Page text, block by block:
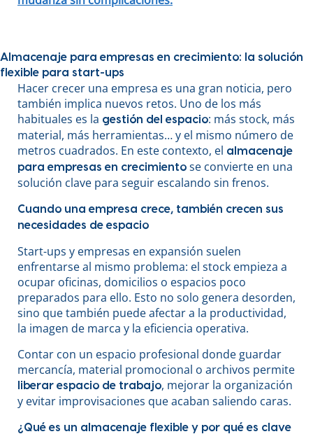
Almacenaje para empresas en crecimiento: la solución
flexible para start-ups
Hacer crecer una empresa es una gran noticia, pero
también implica nuevos retos. Uno de los más
habituales es la gestión del espacio: más stock, más
material, más herramientas… y el mismo número de
metros cuadrados. En este contexto, el almacenaje
para empresas en crecimiento se convierte en una
solución clave para seguir escalando sin frenos.
Cuando una empresa crece, también crecen sus
necesidades de espacio
Start-ups y empresas en expansión suelen
enfrentarse al mismo problema: el stock empieza a
ocupar oficinas, domicilios o espacios poco
preparados para ello. Esto no solo genera desorden,
sino que también puede afectar a la productividad,
la imagen de marca y la eficiencia operativa.
Contar con un espacio profesional donde guardar
mercancía, material promocional o archivos permite
liberar espacio de trabajo, mejorar la organización
y evitar improvisaciones que acaban saliendo caras.
¿Qué es un almacenaje flexible y por qué es clave